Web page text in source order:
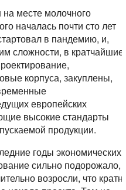
месте молочного
началась почти сто лет
в пандемию, и,
сложности, в кратчайшие
корпуса, закуплены,
европейских
высокие стандарты
продукции.
годы экономических
сильно подорожало,
возросли, что